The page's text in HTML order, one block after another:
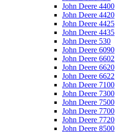
John Deere 4400
John Deere 4420
John Deere 4425
John Deere 4435
John Deere 530
John Deere 6090
John Deere 6602
John Deere 6620
John Deere 6622
John Deere 7100
John Deere 7300
John Deere 7500
John Deere 7700
John Deere 7720
John Deere 8500